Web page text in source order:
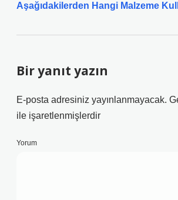
Aşağıdakilerden Hangi Malzeme
Bir yanıt yazın
E-posta adresiniz yayınlanmayacak.
ile işaretlenmişlerdir
Yorum